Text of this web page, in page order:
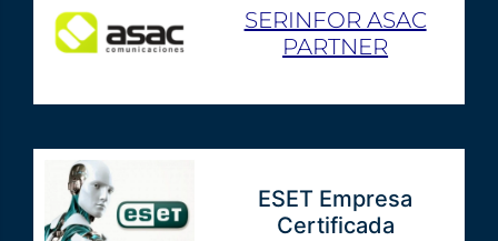
SERINFOR ASAC
PARTNER
ESET Empresa
Certificada